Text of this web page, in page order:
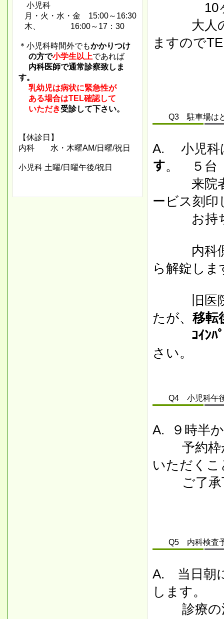
10ヶ月
大人の方
ますので
Q3 駐車場はど
A. 小児科
す。 ５台
来院者は
ービス刻
お持ち
内科側専
ら解錠し
旧医院で
たが、 移転
ｺｲﾝﾊﾟｰｷ
さい。
Q4 小児科午後
A. ９時半
予約枠が
いただく
ご了承
Q5 内科検査
A. 当日朝
します。
診療の混
小児科
月・火・水・金 15:00～16:30
木、 16:00～17：30
＊小児科時間外でもかかりつけ
の方で小学生以上であれば
内科医師で通常診察致しま
す。
乳幼児は病状に緊急性が
ある場合はTEL確認して
いただき受診して下さい。
【休診日】
内科 水・木曜AM/日曜/祝日
小児科 土曜/日曜午後/祝日